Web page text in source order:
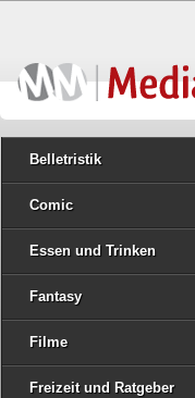
Belletristik
Comic
Essen und Trinken
Fantasy
Filme
Freizeit und Ratgeber